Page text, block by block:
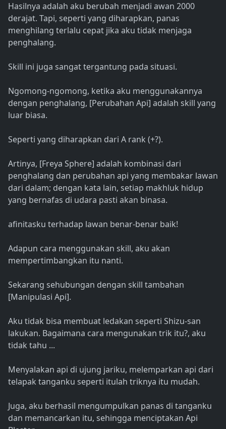
Hasilnya adalah aku berubah menjadi awan 2000
derajat. Tapi, seperti yang diharapkan, panas
menghilang terlalu cepat jika aku tidak menjaga
penghalang.
Skill ini juga sangat tergantung pada situasi.
Ngomong-ngomong, ketika aku menggunakannya
dengan penghalang, [Perubahan Api] adalah skill yang
luar biasa.
Seperti yang diharapkan dari A rank (+?).
Artinya, [Freya Sphere] adalah kombinasi dari
penghalang dan perubahan api yang membakar lawan
dari dalam; dengan kata lain, setiap makhluk hidup
yang bernafas di udara pasti akan binasa.
afinitasku terhadap lawan benar-benar baik!
Adapun cara menggunakan skill, aku akan
mempertimbangkan itu nanti.
Sekarang sehubungan dengan skill tambahan
[Manipulasi Api].
Aku tidak bisa membuat ledakan seperti Shizu-san
lakukan. Bagaimana cara mengunakan trik itu?, aku
tidak tahu ...
Menyalakan api di ujung jariku, melemparkan api dari
telapak tanganku seperti itulah triknya itu mudah.
Juga, aku berhasil mengumpulkan panas di tanganku
dan memancarkan itu, sehingga menciptakan Api